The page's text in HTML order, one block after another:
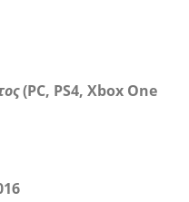
(PC, PS4, Xbox One